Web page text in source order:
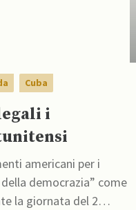
Cuba
i
americani per i
democrazia” come
la giornata del 2